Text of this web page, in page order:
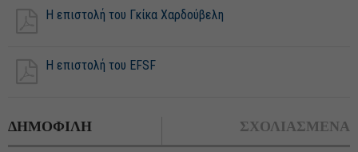
Η επιστολή του Γκίκα Χαρδούβελη
Η επιστολή του EFSF
ΔΗΜΟΦΙΛΗ ΣΧΟΛΙΑΣΜΕΝΑ